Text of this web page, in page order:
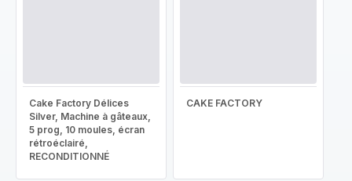
Cake Factory Délices
Silver, Machine à gâteaux,
5 prog, 10 moules, écran
rétroéclairé,
RECONDITIONNÉ
CAKE FACTORY